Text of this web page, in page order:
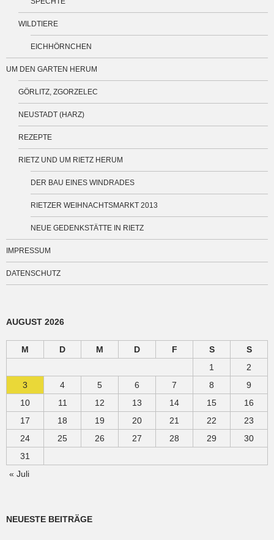
WILDTIERE
EICHHÖRNCHEN
UM DEN GARTEN HERUM
GÖRLITZ, ZGORZELEC
NEUSTADT (HARZ)
REZEPTE
RIETZ UND UM RIETZ HERUM
DER BAU EINES WINDRADES
RIETZER WEIHNACHTSMARKT 2013
NEUE GEDENKSTÄTTE IN RIETZ
IMPRESSUM
DATENSCHUTZ
AUGUST 2026
M D M D F S
S
1
2
3
4 5 6 7 8
9
10
11 12 13 14 15
16
17
18 19 20 21 22
23
24
25 26 27 28 29
30
31
« Juli
NEUESTE BEITRÄGE